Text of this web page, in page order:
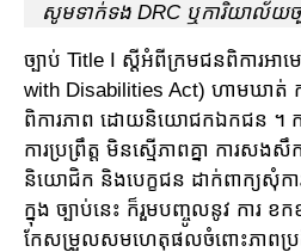
សូមទាក់ទង DRC ឬការិយាល័យច្
ច្បាប់ Title I ស្តីអំពីក្រមជនពិការអា
with Disabilities Act) ហាមឃាត់ ក
ពិការភាព ដោយនិយោជកឯកជន ។ ក
ការប្រព្រឹត្ត មិនស្មើភាពគ្នា ការសង
និយោជិក និងបេក្ខជន ដាក់ពាក្យសុំការ
ក្នុង ច្បាប់នេះ ក៏រួមបញ្ចូលនូវ ការ ខ
កែសម្រួលសមហេតុផលចំពោះភាពប្